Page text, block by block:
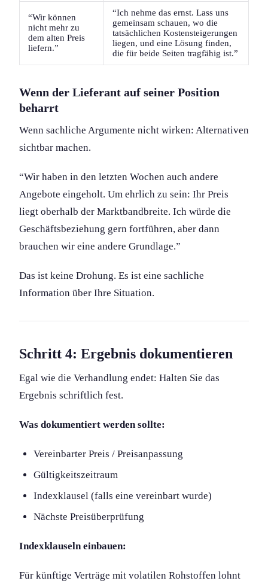
“Wir können
nicht mehr zu
dem alten Preis
liefern.”
“Ich nehme das ernst. Lass uns
gemeinsam schauen, wo die
tatsächlichen Kostensteigerungen
liegen, und eine Lösung finden,
die für beide Seiten tragfähig ist.”
Wenn der Lieferant auf seiner Position
beharrt
Wenn sachliche Argumente nicht wirken: Alternativen
sichtbar machen.
“Wir haben in den letzten Wochen auch andere
Angebote eingeholt. Um ehrlich zu sein: Ihr Preis
liegt oberhalb der Marktbandbreite. Ich würde die
Geschäftsbeziehung gern fortführen, aber dann
brauchen wir eine andere Grundlage.”
Das ist keine Drohung. Es ist eine sachliche
Information über Ihre Situation.
Schritt 4: Ergebnis dokument­ieren
Egal wie die Verhandlung endet: Halten Sie das
Ergebnis schriftlich fest.
Was dokument­iert werden sollte:
Vereinbarter Preis / Preisanpassung
Gültigkeitszeitraum
Indexklausel (falls eine vereinbart wurde)
Nächste Preisüberprüfung
Indexklauseln einbauen:
Für künftige Verträge mit volatilen Rohstoffen lohnt